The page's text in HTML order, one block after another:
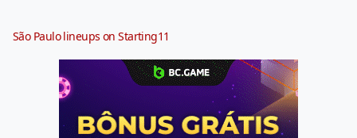
São Paulo lineups on Starting11